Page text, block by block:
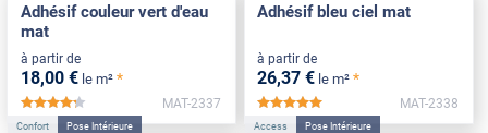
Adhésif couleur vert d'eau
mat
à partir de
18,00 € le m² *
*****
MAT-2337
Adhésif bleu ciel mat
à partir de
26,37 € le m² *
MAT-2338
Confort Pose Intérieure Access Pose Intérieure